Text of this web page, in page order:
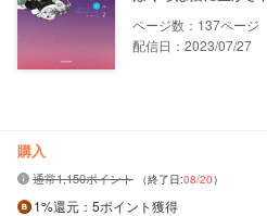
137
配信日：2023/07/27
購入
通常1,150ポイント （終了日:08/20）
1%還元 ：5ポイント獲得